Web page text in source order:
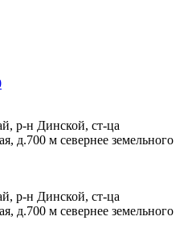
р-н Динской, ст-ца
д.700 м севернее земельного
р-н Динской, ст-ца
д.700 м севернее земельного